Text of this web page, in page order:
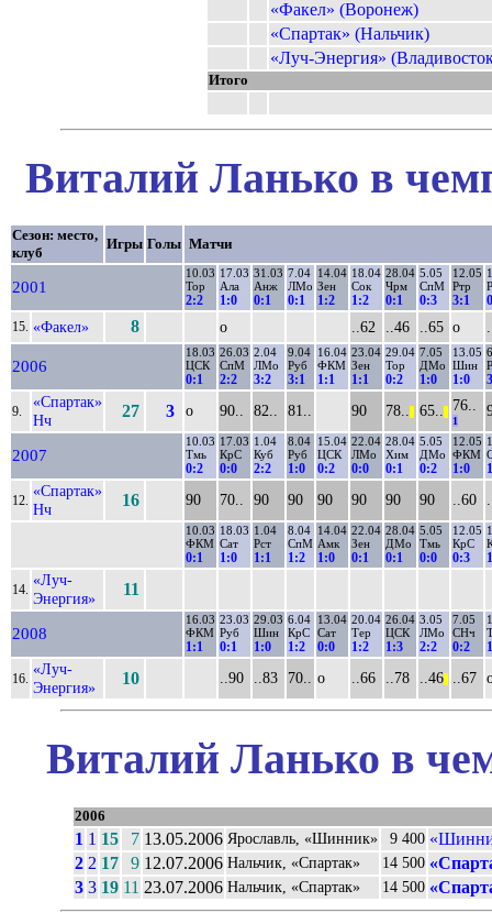
«Факел» (Воронеж)
«Спартак» (Нальчик)
«Луч-Энергия»
Итого
Виталий Ланько в
Сезон: место,
клуб
Игры Голы Матчи
2001
10.03
Тор
2:2
17.03
Ала
1:0
31.03
Анж
0:1
7.04
ЛМо
0:1
14.04
Зен
1:2
18.04
Сок
1:2
28.04
Чрм
0:1
5.05
СпМ
0:3
12.05
Ртр
3:1
15. «Факел» 8 о ..62 ..46 ..65 о
2006
18.03
ЦСК
0:1
26.03
СпМ
2:2
2.04
ЛМо
3:2
9.04
Руб
3:1
16.04
ФКМ
1:1
23.04
Зен
1:1
29.04
Тор
0:2
7.05
ДМо
1:0
13.05
Шин
1:0
9.
«Спартак»
Нч
27 3 о 90.. 82.. 81.. 90 78.. 65.. 76..
1
2007
10.03
Тмь
0:2
17.03
КрС
0:0
1.04
Куб
2:2
8.04
Руб
1:0
15.04
ЦСК
0:2
22.04
ЛМо
0:0
28.04
Хим
0:1
5.05
ДМо
0:2
12.05
ФКМ
1:0
12.
«Спартак»
Нч
16 90 70.. 90 90 90 90 90 90 ..60
10.03
ФКМ
0:1
18.03
Сат
1:0
1.04
Рст
1:1
8.04
СпМ
1:2
14.04
Амк
1:0
22.04
Зен
0:1
28.04
ДМо
0:1
5.05
Тмь
0:0
12.05
КрС
0:3
14.
«Луч-
Энергия»
11
2008
16.03
ФКМ
1:1
23.03
Руб
0:1
29.03
Шин
1:0
6.04
КрС
1:2
13.04
Сат
0:0
20.04
Тер
1:2
26.04
ЦСК
1:3
3.05
ЛМо
2:2
7.05
СНч
0:2
16.
«Луч-
Энергия»
10 ..90 ..83 70.. о ..66 ..78 ..46 ..67
Виталий Ланько в
2006
1 1 15 7 13.05.2006 Ярославль, «Шинник» 9 400
2 2 17 9 12.07.2006 Нальчик, «Спартак» 14 500
3 3 19 11 23.07.2006 Нальчик, «Спартак» 14 500